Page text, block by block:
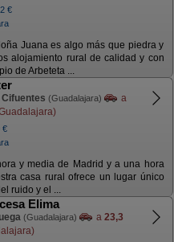
€
Juana es algo más que piedra y
alojamiento rural de calidad y con
de Arbeteta ...
Cifuentes (Guadalajara)
a
€
y media de Madrid y a una hora
casa rural ofrece un lugar único
ruido y el ...
Elima
(Guadalajara) a 23,3